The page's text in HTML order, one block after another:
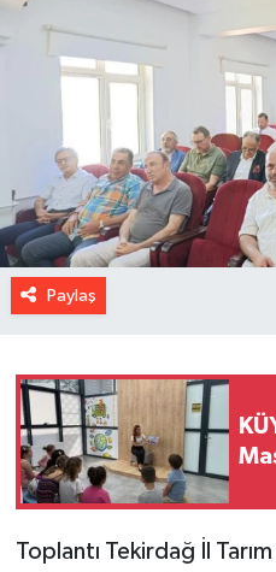
Paylaş
Toplantı Tekirdağ İl